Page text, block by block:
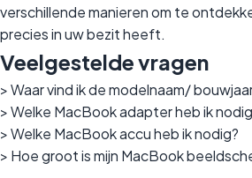
verschillende manieren om te
precies in uw bezit heeft.
Veelgestelde vragen
>Waar vind ik de modelnaam/
>Welke MacBook adapter heb ik
>Welke MacBook accu heb ik nodig?
> Hoe groot is mijn MacBook